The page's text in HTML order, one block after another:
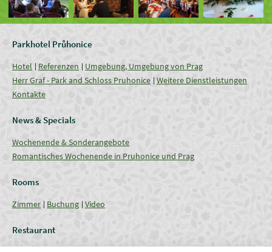
Parkhotel Průhonice
Hotel Referenzen
Umgebung, Umgebung von Prag
Herr Graf - Park and Schloss Pruhonice Weitere Dienstleistungen
Kontakte
News & Specials
Wochenende & Sonderangebote
Romantisches Wochenende in Pruhonice und Prag
Rooms
Zimmer Buchung Video
Restaurant